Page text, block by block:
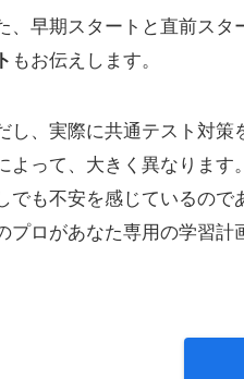
、早期スタートと直前ス
もお伝えします。
し、実際に共通テスト対
よって、大きく異なります。
でも不安を感じているので
プロがあなた専用の学習計